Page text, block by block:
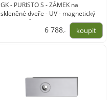
GK - PURISTO S - ZÁMEK na
skleněné dveře - UV - magnetický
(vč. závěsů)
6 788,-